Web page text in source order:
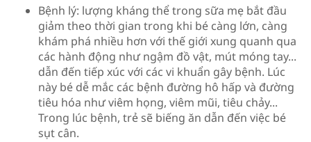
Bệnh lý: lượng kháng thể trong sữa mẹ bắt đầu
giảm theo thời gian trong khi bé càng lớn, càng
khám phá nhiều hơn với thế giới xung quanh qua
các hành động như ngậm đồ vật, mút móng tay...
dẫn đến tiếp xúc với các vi khuẩn gây bệnh. Lúc
này bé dễ mắc các bệnh đường hô hấp và đường
tiêu hóa như viêm họng, viêm mũi, tiêu chảy...
Trong lúc bệnh, trẻ sẽ biếng ăn dẫn đến việc bé
sụt cân.